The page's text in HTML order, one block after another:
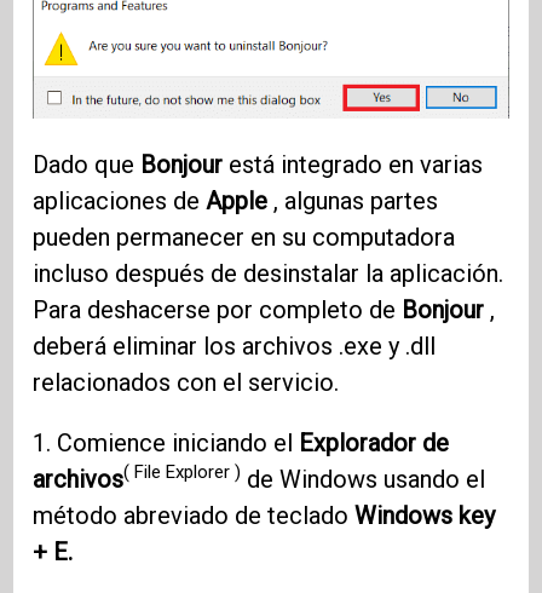
Dado que Bonjour está integrado en varias
aplicaciones de Apple , algunas partes
pueden permanecer en su computadora
incluso después de desinstalar la aplicación.
Para deshacerse por completo de Bonjour ,
deberá eliminar los archivos .exe y .dll
relacionados con el servicio.
1. Comience iniciando el Explorador de
archivos( File Explorer ) de Windows usando el
método abreviado de tecladoWindows key
+ E.